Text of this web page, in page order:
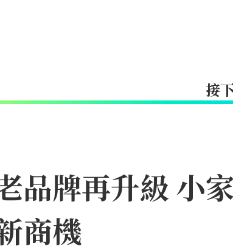
接
品牌再升級 小
商機